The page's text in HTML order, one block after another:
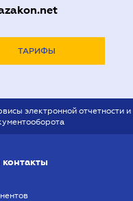
ТАРИФЫ
электронной отчетности и